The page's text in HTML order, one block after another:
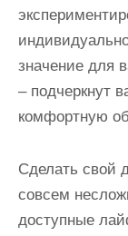
значение для
– подчеркнут
комфортную
Сделать свой
совсем
доступные